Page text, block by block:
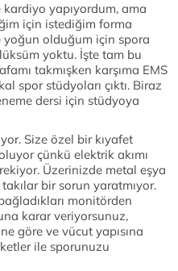
yapıyordum, ama
için istediğim forma
yoğun olduğum için spora
yoktu. İşte tam bu
takmışken karşıma EMS
spor stüdyoları çıktı. Biraz
dersi için stüdyoya
Size özel bir kıyafet
çünkü elektrik akımı
Üzerinizde metal eşya
bir sorun yaratmıyor.
monitörden
karar veriyorsunuz,
göre ve vücut yapısına
ile sporunuzu